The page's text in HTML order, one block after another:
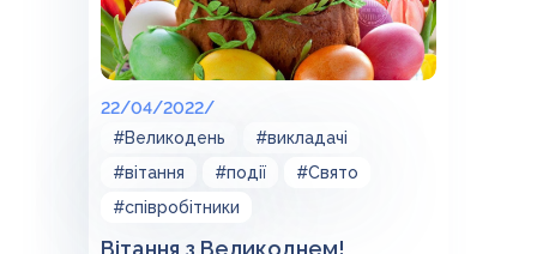
22/04/2022/
#Великодень
#викладачі
#вітання
#події
#Свято
#співробітники
Вітання з Великоднем!